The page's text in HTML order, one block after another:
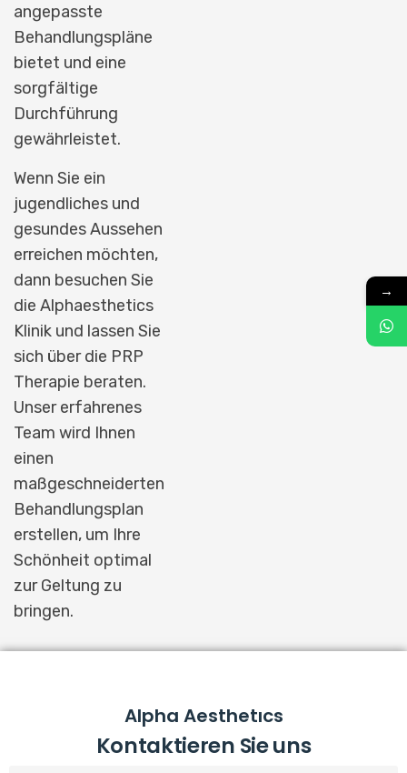
angepasste
Behandlungspläne
bietet und eine
sorgfältige
Durchführung
gewährleistet.
Wenn Sie ein
jugendliches und
gesundes Aussehen
erreichen möchten,
dann besuchen Sie
die Alphaesthetics
Klinik und lassen Sie
sich über die PRP
Therapie beraten.
Unser erfahrenes
Team wird Ihnen
einen
maßgeschneiderten
Behandlungsplan
erstellen, um Ihre
Schönheit optimal
zur Geltung zu
bringen.
Alpha Aesthetıcs
Kontaktieren Sie uns
→